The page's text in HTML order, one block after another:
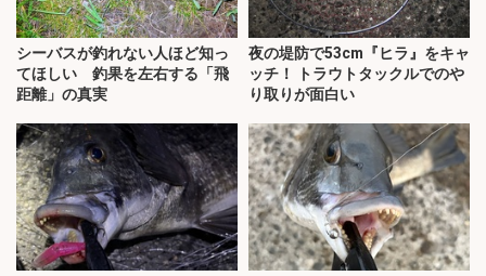
シーバスが釣れない人ほど知っ
てほしい 釣果を左右する「飛
距離」の真実
夜の堤防で53cm『ヒラ』をキャ
ッチ！ トラウトタックルでのや
り取りが面白い